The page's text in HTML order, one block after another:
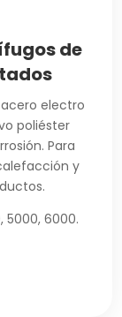
de
electro
poliéster
Para
y
5000, 6000.